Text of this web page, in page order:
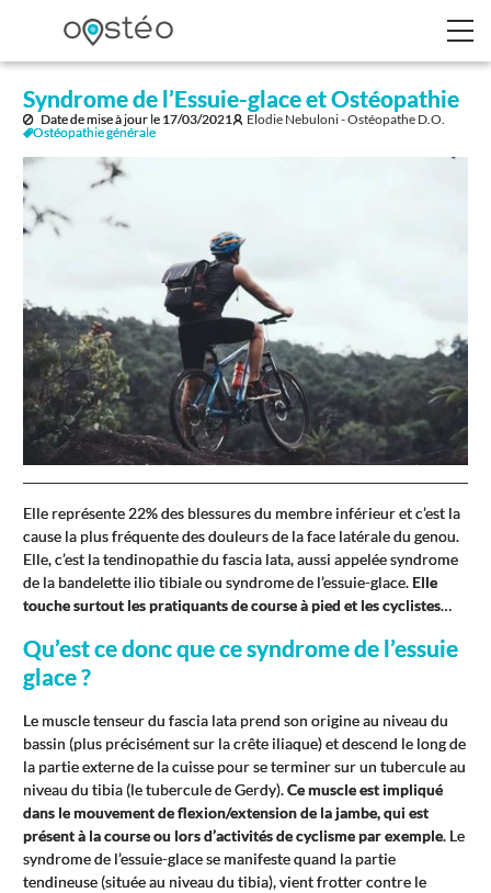
Syndrome de l’Essuie-glace et Ostéopathie
Date de mise à jour le 17/03/2021
Elodie Nebuloni - Ostéopathe D.O.
Ostéopathie générale
Elle représente 22% des blessures du membre inférieur et c’est la
cause la plus fréquente des douleurs de la face latérale du genou.
Elle, c’est la tendinopathie du fascia lata, aussi appelée syndrome
de la bandelette ilio tibiale ou syndrome de l’essuie-glace. Elle
touche surtout les pratiquants de course à pied et les cyclistes…
Qu’est ce donc que ce syndrome de l’essuie
glace ?
Le muscle tenseur du fascia lata prend son origine au niveau du
bassin (plus précisément sur la crête iliaque) et descend le long de
la partie externe de la cuisse pour se terminer sur un tubercule au
niveau du tibia (le tubercule de Gerdy).Ce muscle est impliqué
dans le mouvement de flexion/extension de la jambe, qui est
présent à la course ou lors d’activités de cyclisme par exemple. Le
syndrome de l’essuie-glace se manifeste quand la partie
tendineuse (située au niveau du tibia), vient frotter contre le